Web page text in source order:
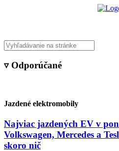
▿ Odporúčané
Jazdené elektromobily
Najviac jazdených EV v
Volkswagen, Mercedes a
skoro nič